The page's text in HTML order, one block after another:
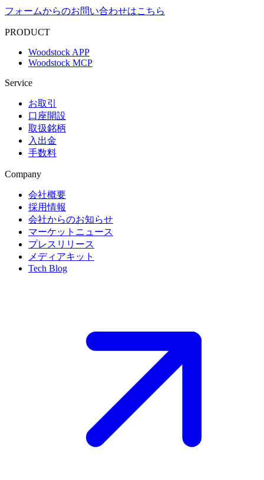
フォームからのお問い合わせはこちら
PRODUCT
Woodstock APP
Woodstock MCP
Service
お取引
口座開設
取扱銘柄
入出金
手数料
Company
会社概要
採用情報
会社からのお知らせ
マーケットニュース
プレスリリース
メディアキット
Tech Blog